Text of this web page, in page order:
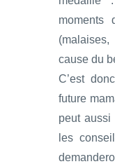
moments
cause du
C’est
future
peut aussi
les